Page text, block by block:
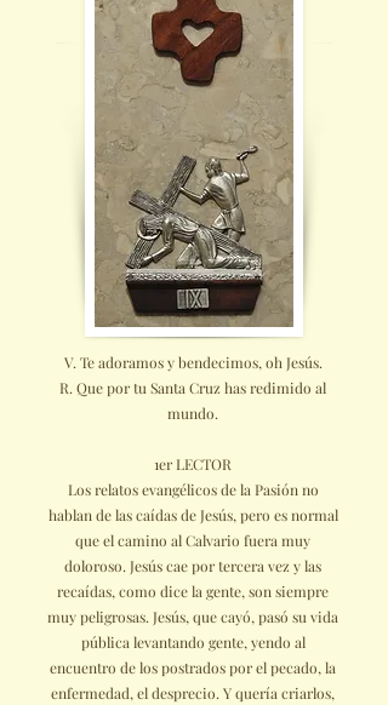
V. Te adoramos y bendecimos, oh Jesús.
R. Que por tu Santa Cruz has redimido al
mundo.
1er LECTOR
Los relatos evangélicos de la Pasión no
hablan de las caídas de Jesús, pero es normal
que el camino al Calvario fuera muy
doloroso. Jesús cae por tercera vez y las
recaídas, como dice la gente, son siempre
muy peligrosas. Jesús, que cayó, pasó su vida
pública levantando gente, yendo al
encuentro de los postrados por el pecado, la
enfermedad, el desprecio. Y quería criarlos,